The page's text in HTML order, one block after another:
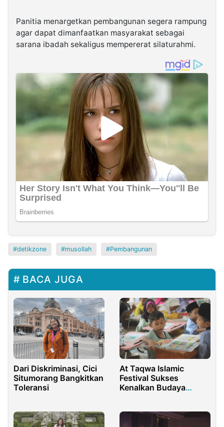
Panitia menargetkan pembangunan segera rampung
agar dapat dimanfaatkan masyarakat sebagai
sarana ibadah sekaligus mempererat silaturahmi.
detikzone musollah Pembangunan
BACA JUGA
Dari Diskriminasi, Cici
Situmorang Bangkitkan
Toleransi
At Taqwa Islamic
Festival Sukses
Kenalkan Budaya
Mewarnai